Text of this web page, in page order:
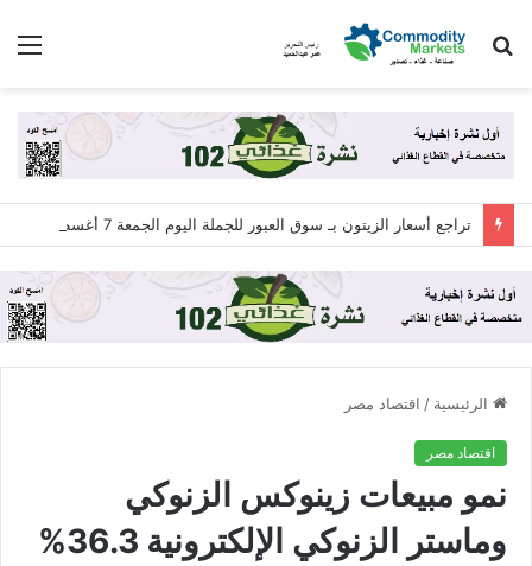
بحث
الرئيسية / اقتصاد مصر
اقتصاد مصر
نمو مبيعات زينوكس الزنوكي
وماستر الزنوكي الإلكترونية 36.3%